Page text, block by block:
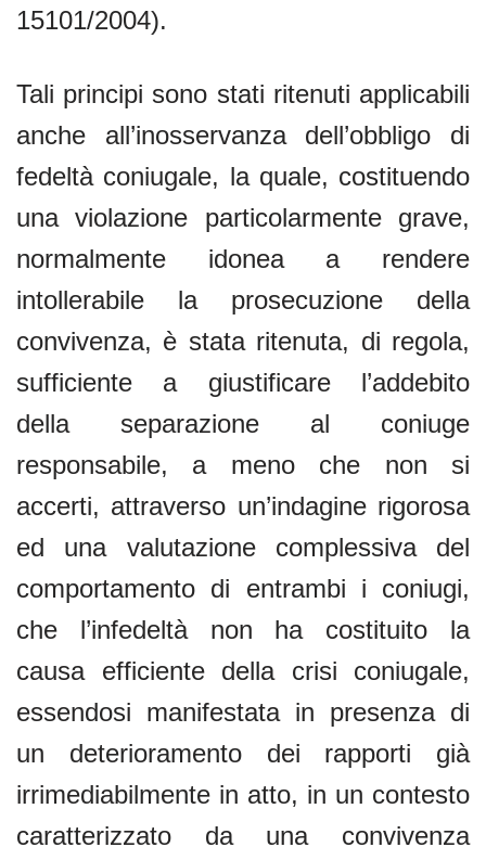
15101/2004).
Tali principi sono stati ritenuti applicabili
anche all’inosservanza dell’obbligo di
fedeltà coniugale, la quale, costituendo
una violazione particolarmente grave,
normalmente idonea a rendere
intollerabile la prosecuzione della
convivenza, è stata ritenuta, di regola,
sufficiente a giustificare l’addebito
della separazione al coniuge
responsabile, a meno che non si
accerti, attraverso un’indagine rigorosa
ed una valutazione complessiva del
comportamento di entrambi i coniugi,
che l’infedeltà non ha costituito la
causa efficiente della crisi coniugale,
essendosi manifestata in presenza di
un deterioramento dei rapporti già
irrimediabilmente in atto, in un contesto
caratterizzato da una convivenza